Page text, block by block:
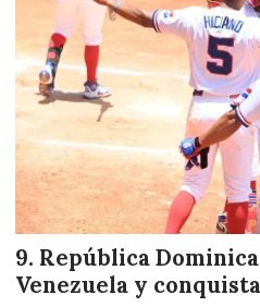
República
Venezuela y